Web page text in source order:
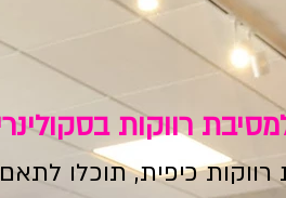
רווקות
כיפית, תוכלו